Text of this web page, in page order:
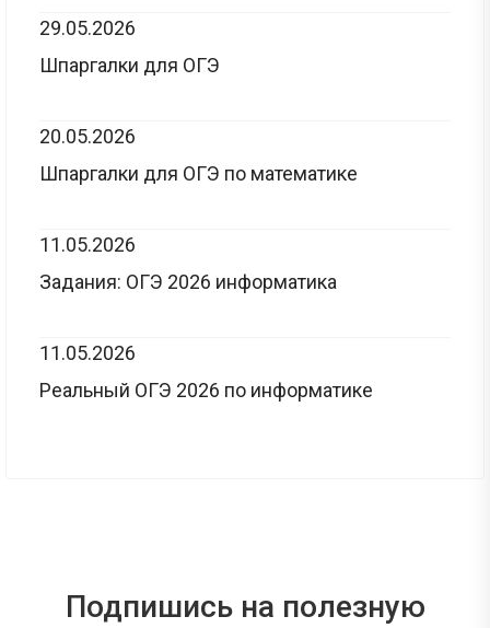
29.05.2026
Шпаргалки для ОГЭ
20.05.2026
Шпаргалки для ОГЭ по математике
11.05.2026
Задания: ОГЭ 2026 информатика
11.05.2026
Реальный ОГЭ 2026 по информатике
Подпишись на полезную